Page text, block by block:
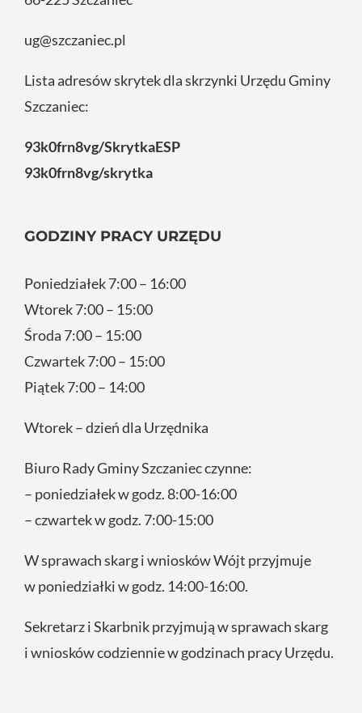
ug@szczaniec.pl
Lista adresów skrytek dla skrzynki Urzędu Gminy
Szczaniec:
93k0frn8vg/SkrytkaESP
93k0frn8vg/skrytka
GODZINY PRACY URZĘDU
Poniedziałek 7:00 – 16:00
Wtorek 7:00 – 15:00
Środa 7:00 – 15:00
Czwartek 7:00 – 15:00
Piątek 7:00 – 14:00
Wtorek – dzień dla Urzędnika
Biuro Rady Gminy Szczaniec czynne:
– poniedziałek w godz. 8:00-16:00
– czwartek w godz. 7:00-15:00
W sprawach skarg i wniosków Wójt przyjmuje
w poniedziałki w godz. 14:00-16:00.
Sekretarz i Skarbnik przyjmują w sprawach skarg
i wniosków codziennie w godzinach pracy Urzędu.